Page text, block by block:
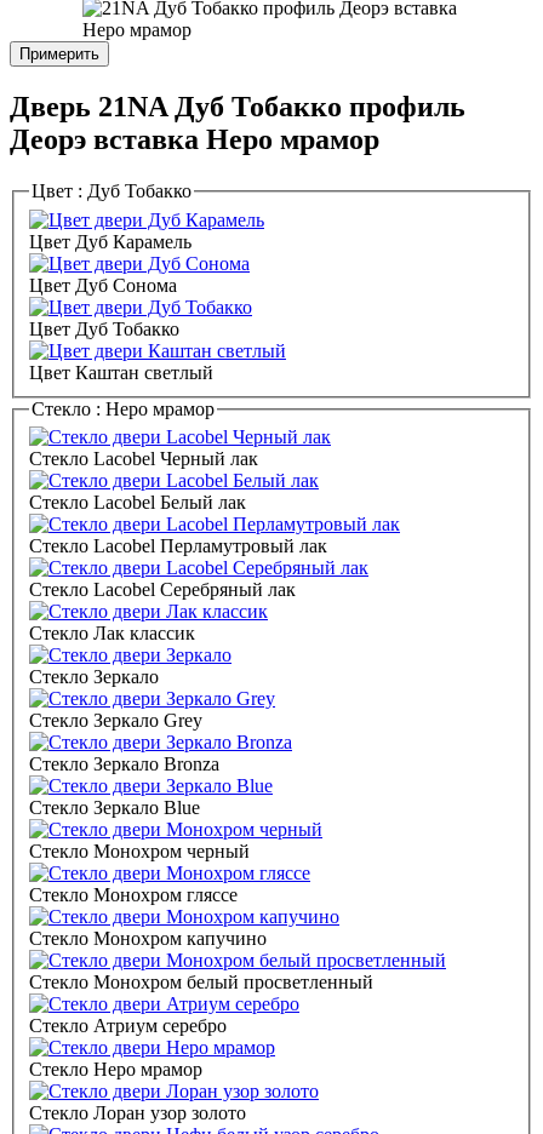
Примерить
Дверь 21NA Дуб Тобакко профиль
Деорэ вставка Неро мрамор
Цвет : Дуб Тобакко
Цвет Дуб Карамель
Цвет Дуб Сонома
Цвет Дуб Тобакко
Цвет Каштан светлый
Стекло : Неро мрамор
Стекло Lacobel Черный лак
Стекло Lacobel Белый лак
Стекло Lacobel Перламутровый лак
Стекло Lacobel Серебряный лак
Стекло Лак классик
Стекло Зеркало
Стекло Зеркало Grey
Стекло Зеркало Bronza
Стекло Зеркало Blue
Стекло Монохром черный
Стекло Монохром гляссе
Стекло Монохром капучино
Стекло Монохром белый просветленный
Стекло Атриум серебро
Стекло Неро мрамор
Стекло Лоран узор золото